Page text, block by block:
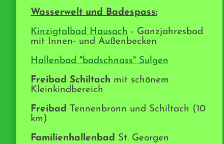
Wasserwelt und Badespass:
Kinzigtalbad Hausach - Ganzjahresbad
mit Innen- und Außenbecken
Hallenbad "badschnass" Sulgen
Freibad Schiltach mit schönem
Kleinkindbereich
Freibad Tennenbronn und Schiltach (10
km)
Familienhallenbad St. Georgen